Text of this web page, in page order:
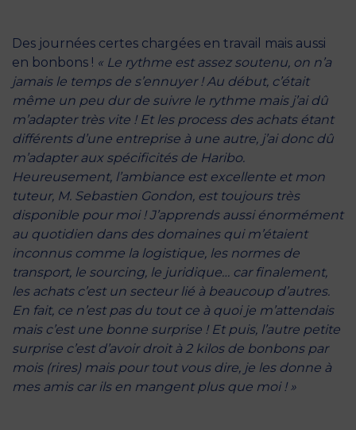
Des journées certes chargées en travail mais aussi
en bonbons ! « Le rythme est assez soutenu, on n’a
jamais le temps de s’ennuyer ! Au début, c’était
même un peu dur de suivre le rythme mais j’ai dû
m’adapter très vite ! Et les process des achats étant
différents d’une entreprise à une autre, j’ai donc dû
m’adapter aux spécificités de Haribo.
Heureusement, l’ambiance est excellente et mon
tuteur, M. Sebastien Gondon, est toujours très
disponible pour moi ! J’apprends aussi énormément
au quotidien dans des domaines qui m’étaient
inconnus comme la logistique, les normes de
transport, le sourcing, le juridique… car finalement,
les achats c’est un secteur lié à beaucoup d’autres.
En fait, ce n’est pas du tout ce à quoi je m’attendais
mais c’est une bonne surprise ! Et puis, l’autre petite
surprise c’est d’avoir droit à 2 kilos de bonbons par
mois (rires) mais pour tout vous dire, je les donne à
mes amis car ils en mangent plus que moi ! »